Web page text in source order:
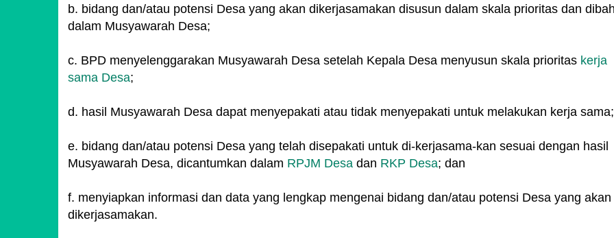
b. bidang dan/atau potensi Desa yang akan dikerjasamakan disusun dalam skala prioritas dan
dalam Musyawarah Desa;
c. BPD menyelenggarakan Musyawarah Desa setelah Kepala Desa menyusun skala prioritas kerja
sama Desa;
d. hasil Musyawarah Desa dapat menyepakati atau tidak menyepakati untuk melakukan kerja sama;
e. bidang dan/atau potensi Desa yang telah disepakati untuk di-kerjasama-kan sesuai dengan hasil
Musyawarah Desa, dicantumkan dalam RPJM Desa dan RKP Desa; dan
f. menyiapkan informasi dan data yang lengkap mengenai bidang dan/atau potensi Desa yang akan
dikerjasamakan.